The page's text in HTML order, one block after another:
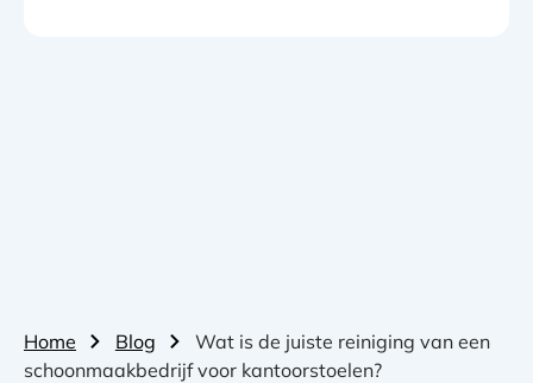
Home Blog
Wat is de juiste reiniging van een
schoonmaakbedrijf voor kantoorstoelen?